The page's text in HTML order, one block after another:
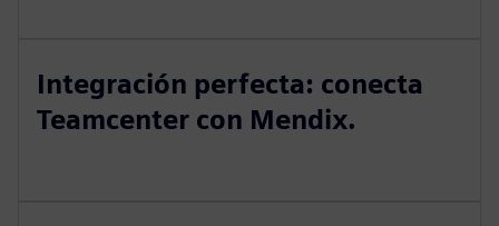
Integración perfecta: conecta
Teamcenter con Mendix.